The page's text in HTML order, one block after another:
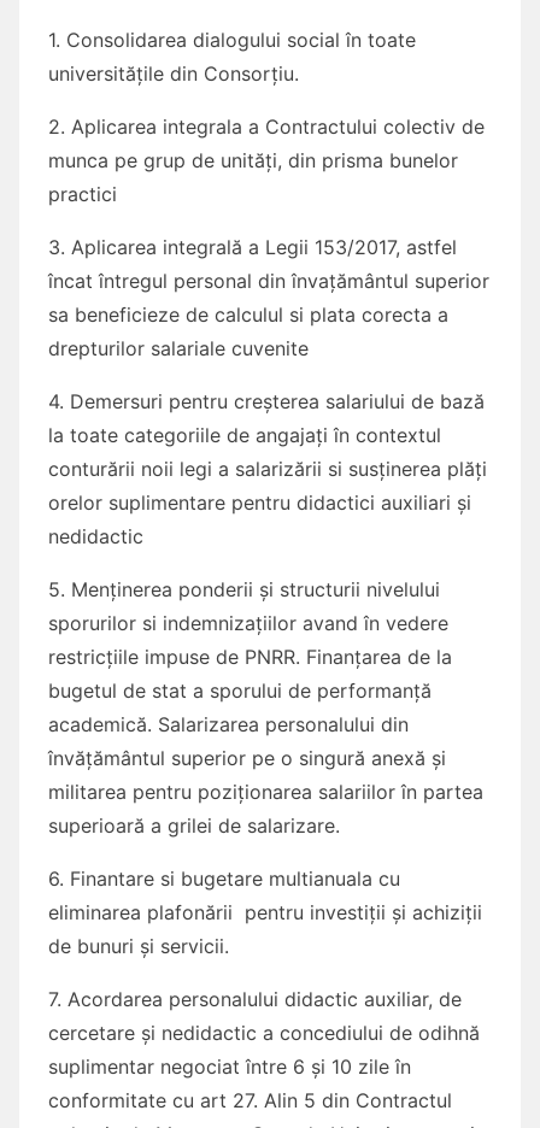
1. Consolidarea dialogului social în toate
universitățile din Consorțiu.
2. Aplicarea integrala a Contractului colectiv de
munca pe grup de unități, din prisma bunelor
practici
3. Aplicarea integrală a Legii 153/2017, astfel
încat întregul personal din învațământul superior
sa beneficieze de calculul si plata corecta a
drepturilor salariale cuvenite
4. Demersuri pentru creșterea salariului de bază
la toate categoriile de angajați în contextul
conturării noii legi a salarizării si susținerea plăți
orelor suplimentare pentru didactici auxiliari și
nedidactic
5. Menținerea ponderii și structurii nivelului
sporurilor si indemnizațiilor avand în vedere
restricțiile impuse de PNRR. Finanțarea de la
bugetul de stat a sporului de performanță
academică. Salarizarea personalului din
învățământul superior pe o singură anexă și
militarea pentru poziționarea salariilor în partea
superioară a grilei de salarizare.
6. Finantare si bugetare multianuala cu
eliminarea plafonării pentru investiții și achiziții
de bunuri și servicii.
7. Acordarea personalului didactic auxiliar, de
cercetare și nedidactic a concediului de odihnă
suplimentar negociat între 6 și 10 zile în
conformitate cu art 27. Alin 5 din Contractul